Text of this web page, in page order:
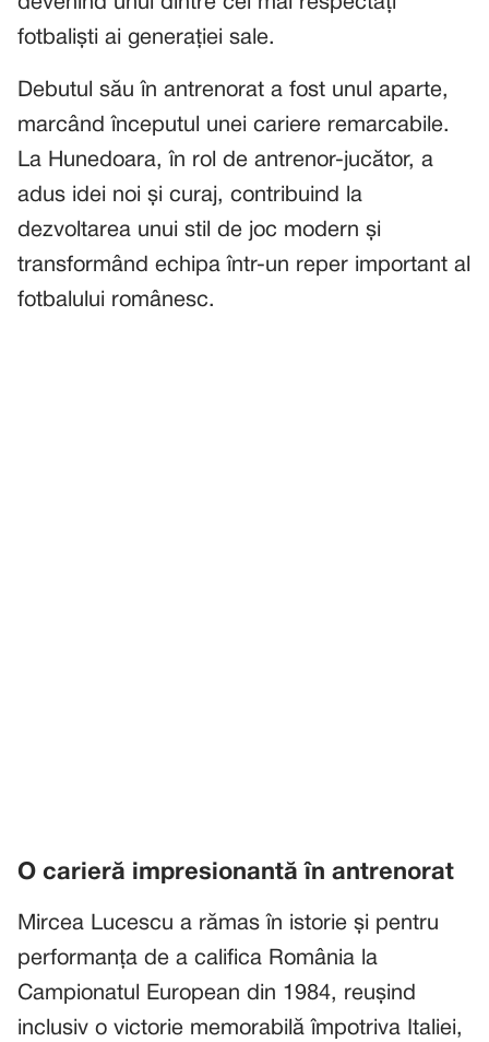
fotbaliști ai generației sale.
Debutul său în antrenorat a fost unul aparte,
marcând începutul unei cariere remarcabile.
La Hunedoara, în rol de antrenor-jucător, a
adus idei noi și curaj, contribuind la
dezvoltarea unui stil de joc modern și
transformând echipa într-un reper important al
fotbalului românesc.
O carieră impresionantă în antrenorat
Mircea Lucescu a rămas în istorie și pentru
performanța de a califica România la
Campionatul European din 1984, reușind
inclusiv o victorie memorabilă împotriva Italiei,